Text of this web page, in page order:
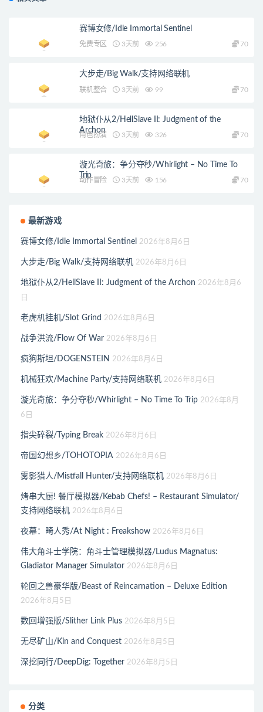
赛博女修/Idle Immortal Sentinel
免费专区 3天前 256 70
大步走/Big Walk/支持网络联机
联机整合 3天前 99 70
地狱仆从2/HellSlave II: Judgment of the
Archon
角色扮演 3天前 326 70
漩光奇旅：争分夺秒/Whirlight – No Time To
Trip
动作冒险 3天前 156 70
最新游戏
赛博女修/Idle Immortal Sentinel 2026年8月6日
大步走/Big Walk/支持网络联机 2026年8月6日
地狱仆从2/HellSlave II: Judgment of the Archon 2026年8月6
日
老虎机挂机/Slot Grind 2026年8月6日
战争洪流/Flow Of War 2026年8月6日
疯狗斯坦/DOGENSTEIN 2026年8月6日
机械狂欢/Machine Party/支持网络联机 2026年8月6日
漩光奇旅：争分夺秒/Whirlight – No Time To Trip 2026年8月
6日
指尖碎裂/Typing Break 2026年8月6日
帝国幻想乡/TOHOTOPIA 2026年8月6日
雾影猎人/Mistfall Hunter/支持网络联机 2026年8月6日
烤串大厨! 餐厅模拟器/Kebab Chefs! – Restaurant Simulator/
支持网络联机 2026年8月6日
夜幕：畸人秀/At Night : Freakshow 2026年8月6日
伟大角斗士学院：角斗士管理模拟器/Ludus Magnatus:
Gladiator Manager Simulator 2026年8月6日
轮回之兽豪华版/Beast of Reincarnation – Deluxe Edition
2026年8月5日
数回增强版/Slither Link Plus 2026年8月5日
无尽矿山/Kin and Conquest 2026年8月5日
深挖同行/DeepDig: Together 2026年8月5日
分类